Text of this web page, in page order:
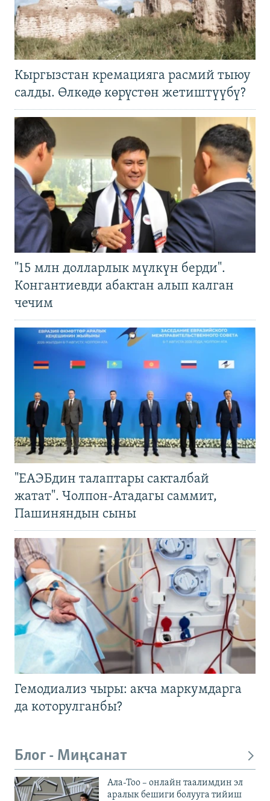
Кыргызстан кремацияга расмий тыюу
салды. Өлкөдө көрүстөн жетиштүүбү?
"15 млн долларлык мүлкүн берди".
Конгантиевди абактан алып калган
чечим
"ЕАЭБдин талаптары сакталбай
жатат". Чолпон-Атадагы саммит,
Пашиняндын сыны
Гемодиализ чыры: акча маркумдарга
да которулганбы?
Блог - Миңсанат
Ала-Тоо – онлайн таалимдин эл
аралык бешиги болууга тийиш